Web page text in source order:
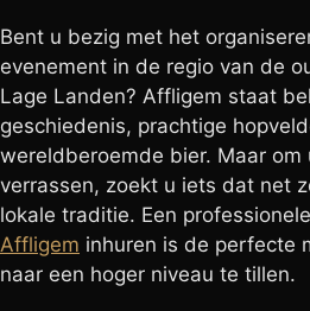
Bent u bezig met het
evenement in de regio van de
Lage Landen? Affligem staat
geschiedenis, prachtige
wereldberoemde bier. Maar
verrassen, zoekt u iets dat net
lokale traditie. Een professionele
Affligem inhuren is de perfecte
naar een hoger niveau te tillen.